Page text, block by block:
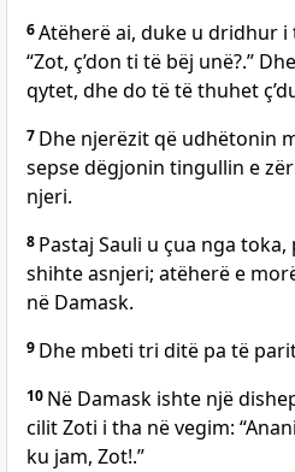
6Atëherë ai, duke u dridhur
“Zot, ç’don ti të bëj unë?.”
qytet, dhe do të të thuhet
7 Dhe njerëzit që udhëtonin
sepse dëgjonin tingullin e
njeri.
8 Pastaj Sauli u çua nga
shihte asnjeri; atëherë e
në Damask.
9 Dhe mbeti tri ditë pa të
10 Në Damask ishte një
cilit Zoti i tha në vegim:
ku jam, Zot!.”